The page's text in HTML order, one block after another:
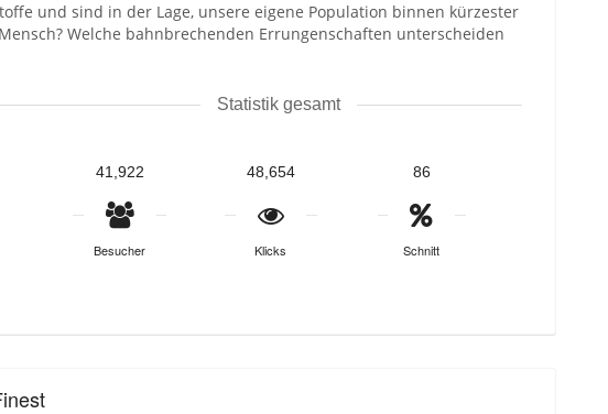
und sind in der Lage, unsere eigene Population binnen kürzester
Welche bahnbrechenden Errungenschaften unterscheiden
Statistik gesamt
41,922
Besucher
48,654
Klicks
86
Schnitt